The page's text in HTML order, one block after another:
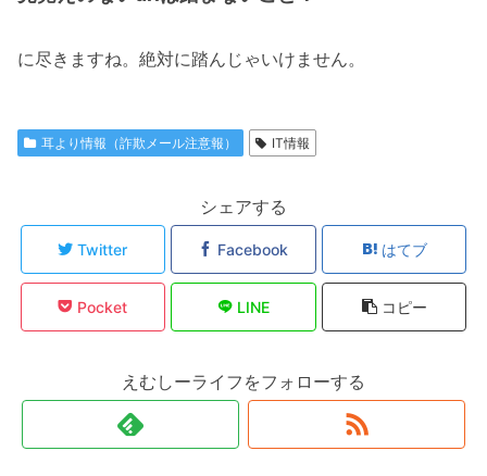
に尽きますね。絶対に踏んじゃいけません。
耳より情報（詐欺メール注意報） IT情報
シェアする
Twitter Facebook はてブ
Pocket LINE コピー
えむしーライフをフォローする